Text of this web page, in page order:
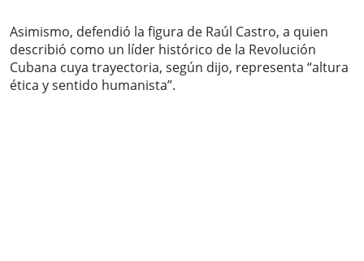
Asimismo, defendió la figura de Raúl Castro, a quien
describió como un líder histórico de la Revolución
Cubana cuya trayectoria, según dijo, representa “altura
ética y sentido humanista”.